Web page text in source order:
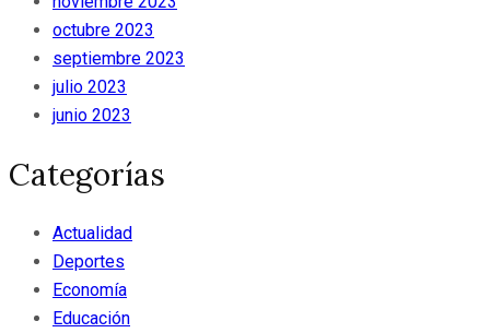
octubre 2023
septiembre 2023
julio 2023
junio 2023
Categorías
Actualidad
Deportes
Economía
Educación